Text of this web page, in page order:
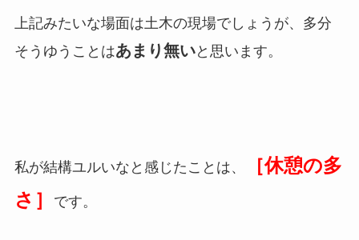
上記みたいな場面は土木の現場でしょうが、多分
そうゆうことはあまり無いと思います。
私が結構ユルいなと感じたことは、
［休憩の多
さ］
です。